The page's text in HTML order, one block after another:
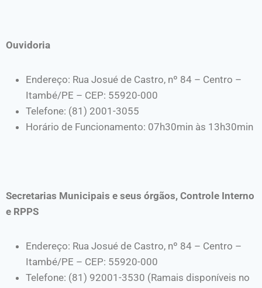
Ouvidoria
Endereço: Rua Josué de Castro, nº 84 – Centro –
Itambé/PE – CEP: 55920-000
Telefone: (81) 2001-3055
Horário de Funcionamento: 07h30min às 13h30min
Secretarias Municipais e seus órgãos, Controle Interno
e RPPS
Endereço: Rua Josué de Castro, nº 84 – Centro –
Itambé/PE – CEP: 55920-000
Telefone: (81) 92001-3530 (Ramais disponíveis no